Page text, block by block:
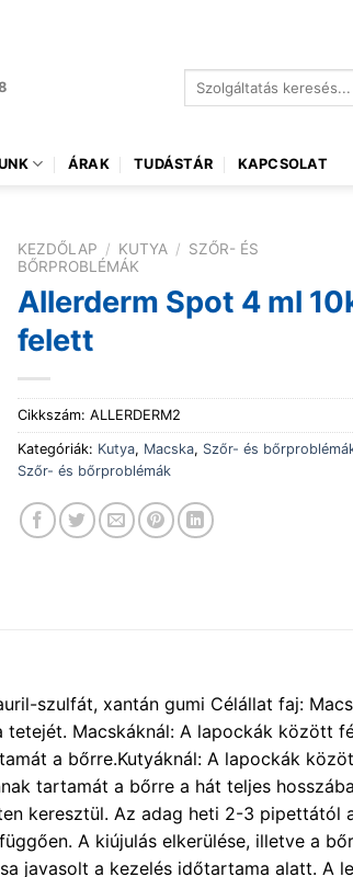
Keresés
ÁRAK TUDÁSTÁR KAPCSOLAT
KEZDŐLAP / KUTYA / SZŐR- ÉS
BŐRPROBLÉMÁK
Allerderm Spot 4 ml
felett
Cikkszám: ALLERDERM2
Kategóriák: Kutya, Macska, Szőr- és
Szőr- és bőrproblémák
szulfát, xantán gumi Célállat faj:
Macskáknál: A lapockák között
a bőrre.Kutyáknál: A lapockák
tartamát a bőrre a hát teljes
keresztül. Az adag heti 2-3 pipettától
A kiújulás elkerülése, illetve a
javasolt a kezelés időtartama alatt. A